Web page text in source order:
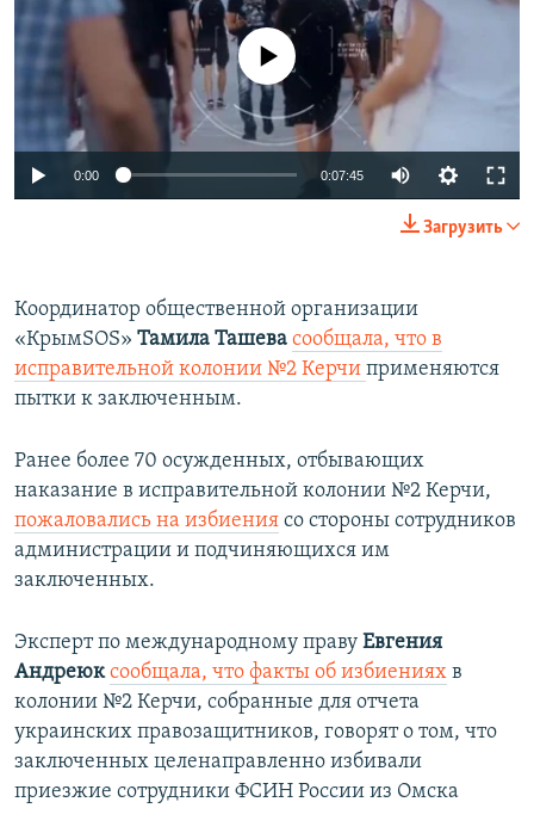
No media source currently available
0:00 0:07:45
Загрузить
Координатор общественной организации
«КрымSOS» Тамила Ташева сообщала, что в
исправительной колонии №2 Керчи применяются
пытки к заключенным.
Ранее более 70 осужденных, отбывающих
наказание в исправительной колонии №2 Керчи,
пожаловались на избиения со стороны сотрудников
администрации и подчиняющихся им
заключенных.
Эксперт по международному праву Евгения
Андреюксообщала, что факты об избиениях в
колонии №2 Керчи, собранные для отчета
украинских правозащитников, говорят о том, что
заключенных целенаправленно избивали
приезжие сотрудники ФСИН России из Омска